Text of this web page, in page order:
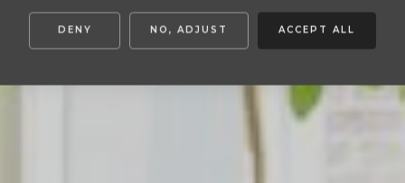
DENY NO, ADJUST ACCEPT ALL